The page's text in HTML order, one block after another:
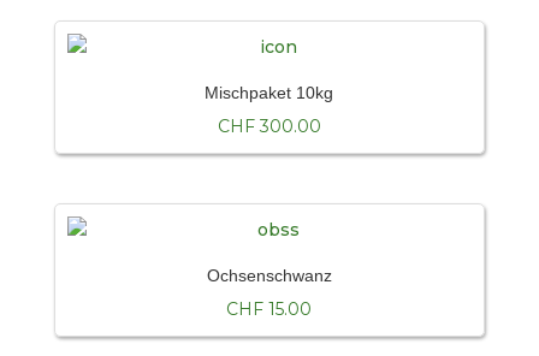
Mischpaket 10kg
CHF300.00
Ochsenschwanz
CHF15.00